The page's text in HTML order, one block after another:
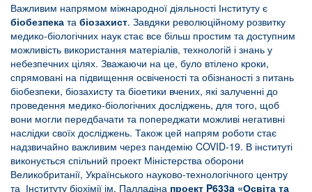
Важливим напрямом міжнародної діяльності Інституту є
біобезпека та біозахист. Завдяки революційному розвитку
медико-біологічних наук стає все більш простим та доступним
можливість використання матеріалів, технологій і знань у
небезпечних цілях. Зважаючи на це, було втілено кроки,
спрямовані на підвищення освіченості та обізнаності з питань
біобезпеки, біозахисту та біоетики вчених, які залученні до
проведення медико-біологічних досліджень, для того, щоб
вони могли передбачати та попереджати можливі негативні
наслідки своїх досліджень. Також цей напрям роботи стає
надзвичайно важливим через пандемію COVID-19. В інституті
виконується спільний проект Міністерства оборони
Великобританії, Українського науково-технологічного центру
та Інституту біохімії ім. Палладіна проект P633a «Освіта та